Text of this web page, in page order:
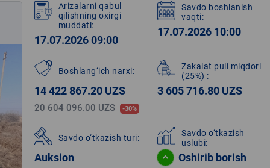
Arizalarni qabul
qilishning oxirgi
muddati:
17.07.2026 09:00
Savdo boshlanish
vaqti:
17.07.2026 10:00
Boshlang‘ich narxi:
14 422 867.20 UZS
20 604 096.00 UZS -30%
Zakalat puli miqdori
(25%) :
3 605 716.80 UZS
Savdo o‘tkazish turi:
Auksion
Savdo o‘tkazish
uslubi:
Oshirib borish